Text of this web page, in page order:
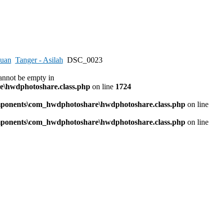
Tanger - Asilah DSC_0023
be empty in
on line 1724
on line
on line